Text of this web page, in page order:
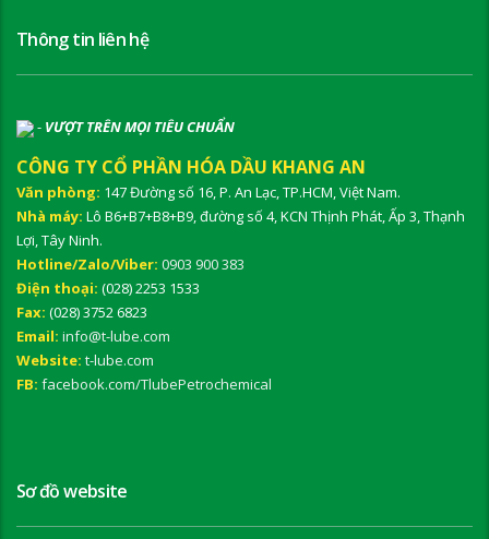
Thông tin liên hệ
- VƯỢT TRÊN MỌI TIÊU CHUẨN
CÔNG TY CỔ PHẦN HÓA DẦU KHANG AN
Văn phòng: 147 Đường số 16, P. An Lạc, TP.HCM, Việt Nam.
Nhà máy: Lô B6+B7+B8+B9, đường số 4, KCN Thịnh Phát, Ấp 3, Thạnh
Lợi, Tây Ninh.
Hotline/Zalo/Viber: 0903 900 383
Điện thoại: (028) 2253 1533
Fax: (028) 3752 6823
Email: info@t-lube.com
Website: t-lube.com
FB: facebook.com/TlubePetrochemical
Sơ đồ website